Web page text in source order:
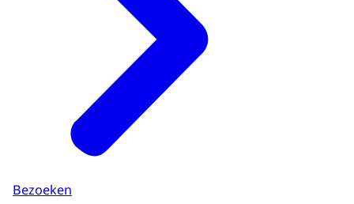
Bezoeken